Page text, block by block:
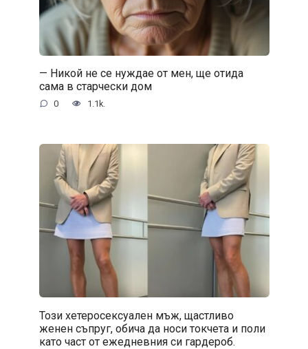
— Никой не се нуждае от мен, ще отида
сама в старчески дом
0 1.1k.
Този хетеросексуален мъж, щастливо
женен съпруг, обича да носи токчета и поли
като част от ежедневния си гардероб.